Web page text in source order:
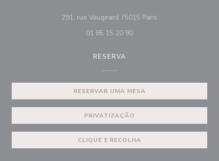
291, rue Vaugirard 75015 Paris
01 85 15 20 90
RESERVA
RESERVAR UMA MESA
PRIVATIZAÇÃO
CLIQUE E RECOLHA